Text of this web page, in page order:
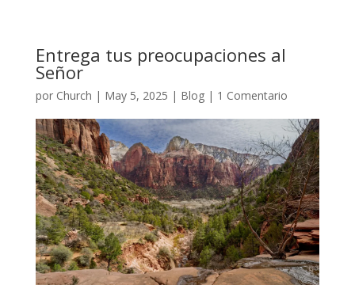
Entrega tus preocupaciones al
Señor
por Church | May 5, 2025 | Blog| 1 Comentario